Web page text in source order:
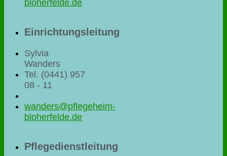
bloherfelde.de
Einrichtungsleitung
Sylvia
Wanders
Tel. (0441) 957
08 - 11
wanders@pflegeheim-
bloherfelde.de
Pflegedienstleitung